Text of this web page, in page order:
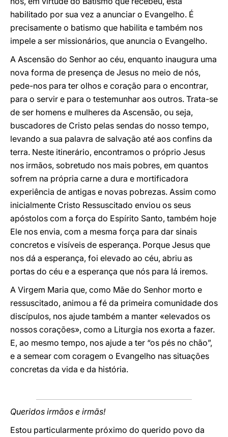
habilitado por sua vez a anunciar o Evangelho. É
precisamente o batismo que habilita e também nos
impele a ser missionários, que anuncia o Evangelho.
A Ascensão do Senhor ao céu, enquanto inaugura uma
nova forma de presença de Jesus no meio de nós,
pede-nos para ter olhos e coração para o encontrar,
para o servir e para o testemunhar aos outros. Trata-se
de ser homens e mulheres da Ascensão, ou seja,
buscadores de Cristo pelas sendas do nosso tempo,
levando a sua palavra de salvação até aos confins da
terra. Neste itinerário, encontramos o próprio Jesus
nos irmãos, sobretudo nos mais pobres, em quantos
sofrem na própria carne a dura e mortificadora
experiência de antigas e novas pobrezas. Assim como
inicialmente Cristo Ressuscitado enviou os seus
apóstolos com a força do Espírito Santo, também hoje
Ele nos envia, com a mesma força para dar sinais
concretos e visíveis de esperança. Porque Jesus que
nos dá a esperança, foi elevado ao céu, abriu as
portas do céu e a esperança que nós para lá iremos.
A Virgem Maria que, como Mãe do Senhor morto e
ressuscitado, animou a fé da primeira comunidade dos
discípulos, nos ajude também a manter «elevados os
nossos corações», como a Liturgia nos exorta a fazer.
E, ao mesmo tempo, nos ajude a ter “os pés no chão”,
e a semear com coragem o Evangelho nas situações
concretas da vida e da história.
Queridos irmãos e irmãs!
Estou particularmente próximo do querido povo da